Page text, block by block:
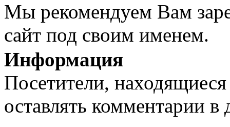
Мы рекомендуем Вам
сайт под своим именем.
Информация
Посетители,
оставлять комментарии в